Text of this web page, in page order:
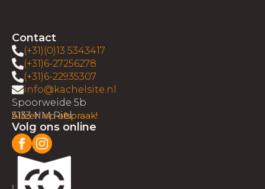
Contact
(+31)(0)13 5343417
(+31)6-27256278
(+31)6-22935307
info@kachelsite.nl
Spoorweide 5b
5133 NM Riel
Alleen op afspraak!
Volg ons online